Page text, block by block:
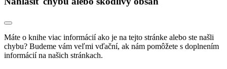
Máte o knihe viac informácií ako je na tejto stránke alebo ste našli
chybu? Budeme vám veľmi vďační, ak nám pomôžete s doplnením
informácií na našich stránkach.